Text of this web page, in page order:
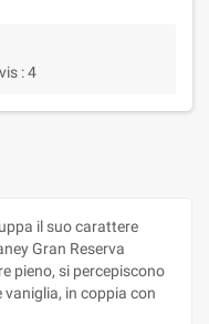
:4
il suo carattere
Gran Reserva
pieno, si percepiscono
in coppia con